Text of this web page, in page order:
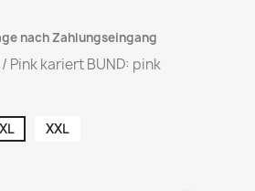
nach Zahlungseingang
/ Pink kariert BUND: pink
XL XXL